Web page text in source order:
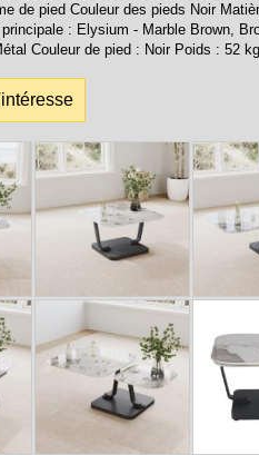
de pied Couleur des pieds Noir
: Elysium - Marble Brown,
Couleur de pied : Noir Poids : 52